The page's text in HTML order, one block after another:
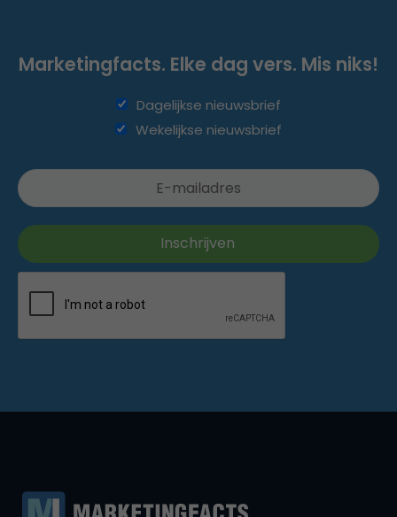
Marketingfacts. Elke dag vers. Mis niks!
Dagelijkse nieuwsbrief
Wekelijkse nieuwsbrief